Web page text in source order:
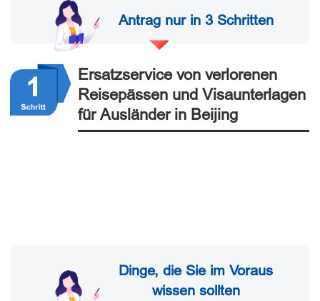
Antrag nur in 3 Schritten
Ersatzservice von verlorenen
Reisepässen und Visaunterlagen
für Ausländer in Beijing
Dinge, die Sie im Voraus
wissen sollten